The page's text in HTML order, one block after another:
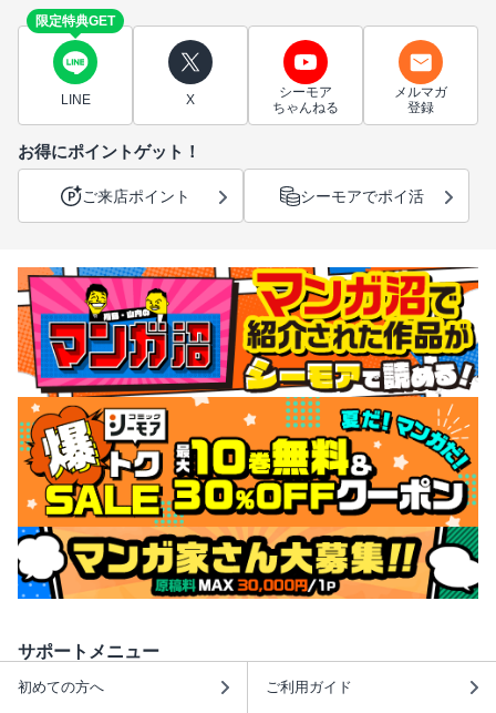
限定特典GET
LINE X
シーモア
ちゃんねる
メルマガ
登録
お得にポイントゲット！
ご来店ポイント シーモアでポイ活
サポートメニュー
初めての方へ ご利用ガイド